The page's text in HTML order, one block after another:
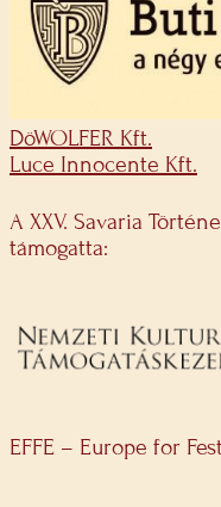
DöWOLFER Kft.
Luce Innocente Kft.
A XXV. Savaria
támogatta:
EFFE – Europe for